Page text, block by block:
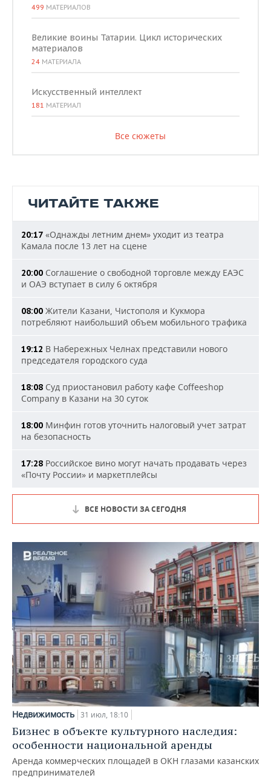
499 МАТЕРИАЛОВ
Великие воины Татарии. Цикл исторических
материалов
24 МАТЕРИАЛА
Искусственный интеллект
181 МАТЕРИАЛ
Все сюжеты
ЧИТАЙТЕ ТАКЖЕ
20:17 «Однажды летним днем» уходит из театра
Камала после 13 лет на сцене
20:00 Соглашение о свободной торговле между ЕАЭС
и ОАЭ вступает в силу 6 октября
08:00 Жители Казани, Чистополя и Кукмора
потребляют наибольший объем мобильного трафика
19:12 В Набережных Челнах представили нового
председателя городского суда
18:08 Суд приостановил работу кафе Coffeeshop
Company в Казани на 30 суток
18:00 Минфин готов уточнить налоговый учет затрат
на безопасность
17:28 Российское вино могут начать продавать через
«Почту России» и маркетплейсы
ВСЕ НОВОСТИ ЗА СЕГОДНЯ
Недвижимость 31 июл, 18:10
Бизнес в объекте культурного наследия:
особенности национальной аренды
Аренда коммерческих площадей в ОКН глазами казанских
предпринимателей